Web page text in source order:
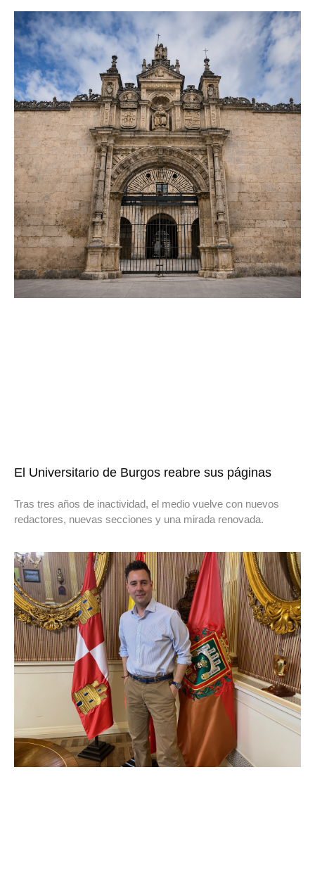
El Universitario de Burgos reabre sus páginas
Tras tres años de inactividad, el medio vuelve con nuevos
redactores, nuevas secciones y una mirada renovada.